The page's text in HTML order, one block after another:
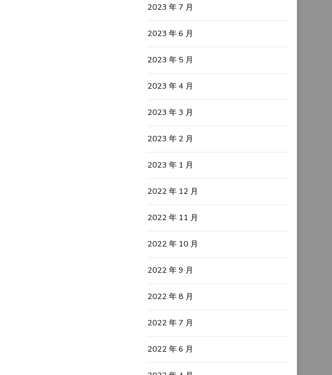
2023 年 7 月
2023 年 6 月
2023 年 5 月
2023 年 4 月
2023 年 3 月
2023 年 2 月
2023 年 1 月
2022 年 12 月
2022 年 11 月
2022 年 10 月
2022 年 9 月
2022 年 8 月
2022 年 7 月
2022 年 6 月